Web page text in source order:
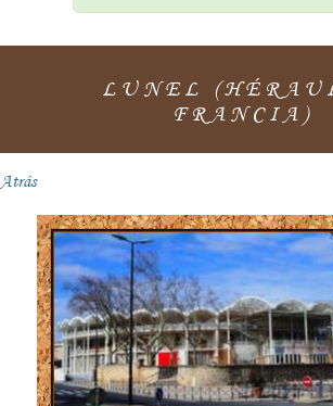
LUNEL
FRANCIA)
Atrás